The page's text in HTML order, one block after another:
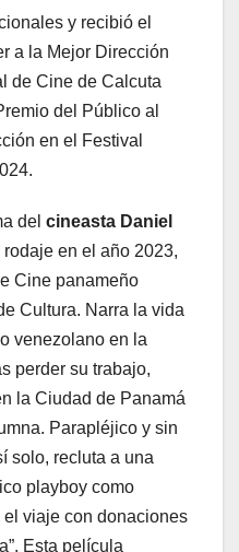
y recibió el
a la Mejor Dirección
de Cine de Calcuta
del Público al
en el Festival
del cineasta Daniel
en el año 2023,
Cine panameño
Cultura. Narra la vida
venezolano en la
perder su trabajo,
la Ciudad de Panamá
Parapléjico y sin
solo, recluta a una
playboy como
viaje con donaciones
Esta película